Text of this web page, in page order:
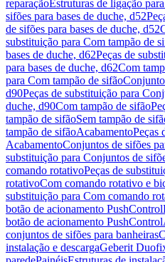
reparaçãoEstruturas de ligação
sifões para bases de duche, d52
de sifões para bases de duche, d52
substituição para Com tampão de
bases de duche, d62Peças de
para bases de duche, d62Com
para Com tampão de sifão
d90Peças de substituição para
duche, d90Com tampão de sifão
tampão de sifãoSem tampão de
tampão de sifãoAcabamentoPeças
AcabamentoConjuntos de sifões
substituição para Conjuntos de
comando rotativoPeças de
rotativoCom comando rotativo e
substituição para Com comando
botão de acionamento PushControl
botão de acionamento PushControl
conjuntos de sifões para banheiras
instalação e descargaGeberit